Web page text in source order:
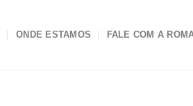
ONDE ESTAMOS FALE COM A